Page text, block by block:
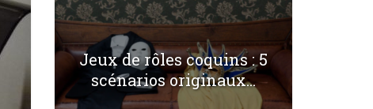
Jeux de rôles coquins : 5
scénarios originaux...